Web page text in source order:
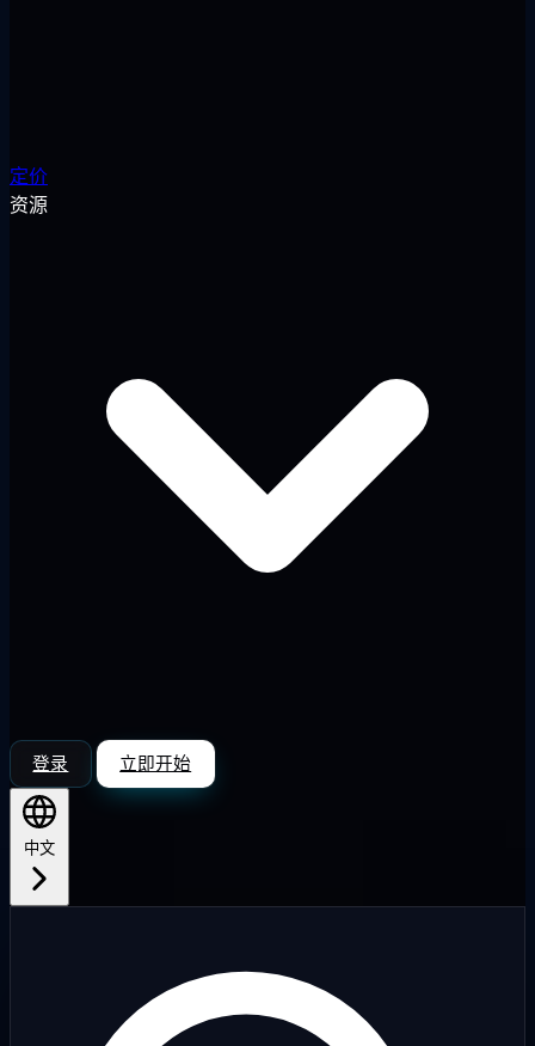
定价
资源
登录 立即开始
中文